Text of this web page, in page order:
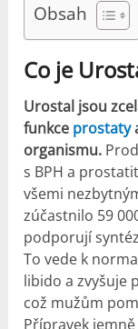
Obsah
Co je
Urostal jsou
funkce prostaty
organismu.
s BPH a
všemi
zúčastnilo 59
podporují
To vede k
libido a zvyšuje
což mužům
Přípravek